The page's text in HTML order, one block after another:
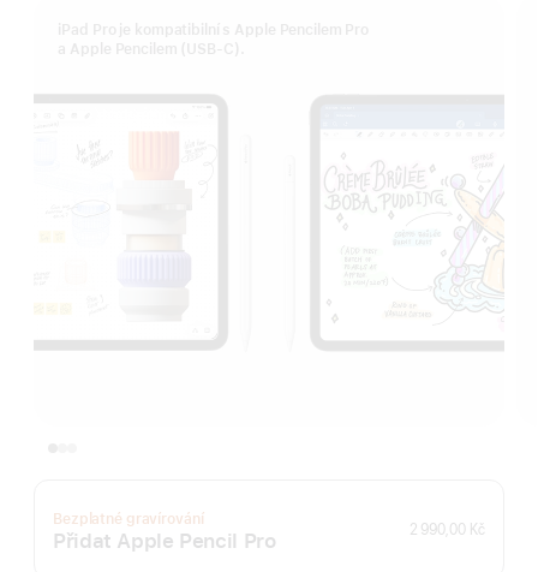
Bezplatné gravírování
Přidat Apple Pencil Pro 2 990,00 Kč